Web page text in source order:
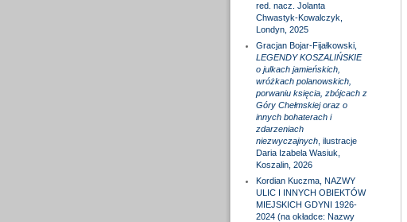
red. nacz. Jolanta
Chwastyk-Kowalczyk,
Londyn, 2025
Gracjan Bojar-Fijałkowski,
LEGENDY KOSZALIŃSKIE
o julkach jamieńskich,
wróżkach polanowskich,
porwaniu księcia, zbójcach z
Góry Chełmskiej oraz o
innych bohaterach i
zdarzeniach
niezwyczajnych, ilustracje
Daria Izabela Wasiuk,
Koszalin, 2026
Kordian Kuczma, NAZWY
ULIC I INNYCH OBIEKTÓW
MIEJSKICH GDYNI 1926-
2024 (na okładce: Nazwy